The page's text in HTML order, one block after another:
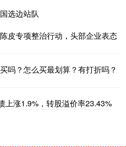
选边站队
皮专项整治行动，头部企业表态
吗？怎么买最划算？有打折吗？
上涨1.9%，转股溢价率23.43%